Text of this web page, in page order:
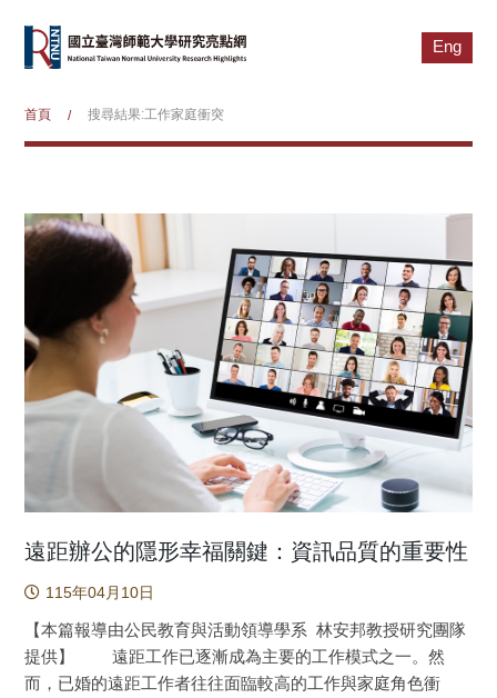
Eng
首頁 / 搜尋結果:工作家庭衝突
遠距辦公的隱形幸福關鍵：資訊品質的重要性
115年04月10日
【本篇報導由公民教育與活動領導學系 林安邦教授研究團隊
提供】 遠距工作已逐漸成為主要的工作模式之一。然
而，已婚的遠距工作者往往面臨較高的工作與家庭角色衝